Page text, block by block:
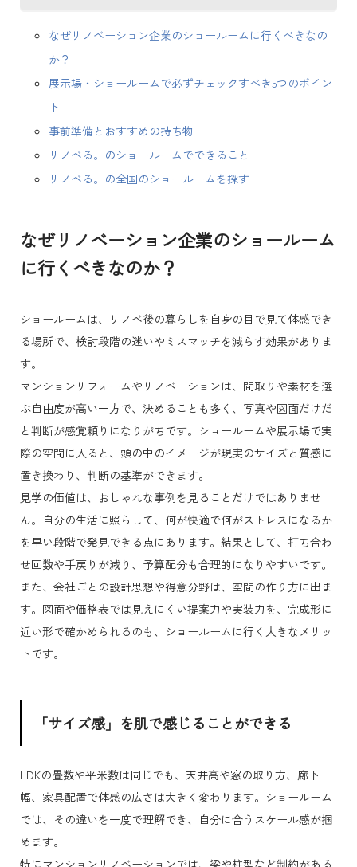
なぜリノベーション企業のショールームに行くべきなの
か？
展示場・ショールームで必ずチェックすべき5つのポイン
ト
事前準備とおすすめの持ち物
リノベる。のショールームでできること
リノベる。の全国のショールームを探す
なぜリノベーション企業のショールーム
に行くべきなのか？
ショールームは、リノベ後の暮らしを自身の目で見て体感でき
る場所で、検討段階の迷いやミスマッチを減らす効果がありま
す。
マンションリフォームやリノベーションは、間取りや素材を選
ぶ自由度が高い一方で、決めることも多く、写真や図面だけだ
と判断が感覚頼りになりがちです。ショールームや展示場で実
際の空間に入ると、頭の中のイメージが現実のサイズと質感に
置き換わり、判断の基準ができます。
見学の価値は、おしゃれな事例を見ることだけではありませ
ん。自分の生活に照らして、何が快適で何がストレスになるか
を早い段階で発見できる点にあります。結果として、打ち合わ
せ回数や手戻りが減り、予算配分も合理的になりやすいです。
また、会社ごとの設計思想や得意分野は、空間の作り方に出ま
す。図面や価格表では見えにくい提案力や実装力を、完成形に
近い形で確かめられるのも、ショールームに行く大きなメリッ
トです。
「サイズ感」を肌で感じることができる
LDKの畳数や平米数は同じでも、天井高や窓の取り方、廊下
幅、家具配置で体感の広さは大きく変わります。ショールーム
では、その違いを一度で理解でき、自分に合うスケール感が掴
めます。
特にマンションリノベーションでは、梁や柱型など制約がある